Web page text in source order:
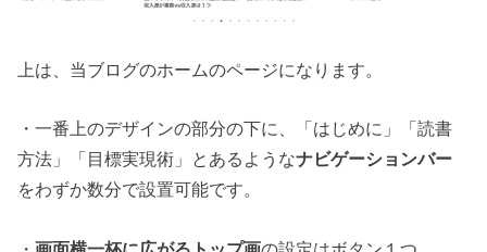
上は、当ブログのホームのページになります。
・一番上のデザインの部分の下に、「はじめに」「読書
方法」「目標実現術」とあるようなナビゲーションバー
をわずか数分で設置可能です。